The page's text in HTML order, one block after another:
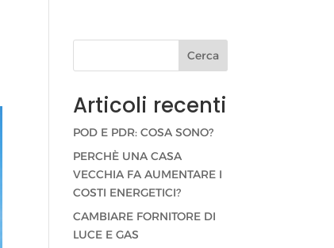
Cerca
Articoli recenti
POD E PDR: COSA SONO?
PERCHÈ UNA CASA
VECCHIA FA AUMENTARE I
COSTI ENERGETICI?
CAMBIARE FORNITORE DI
LUCE E GAS